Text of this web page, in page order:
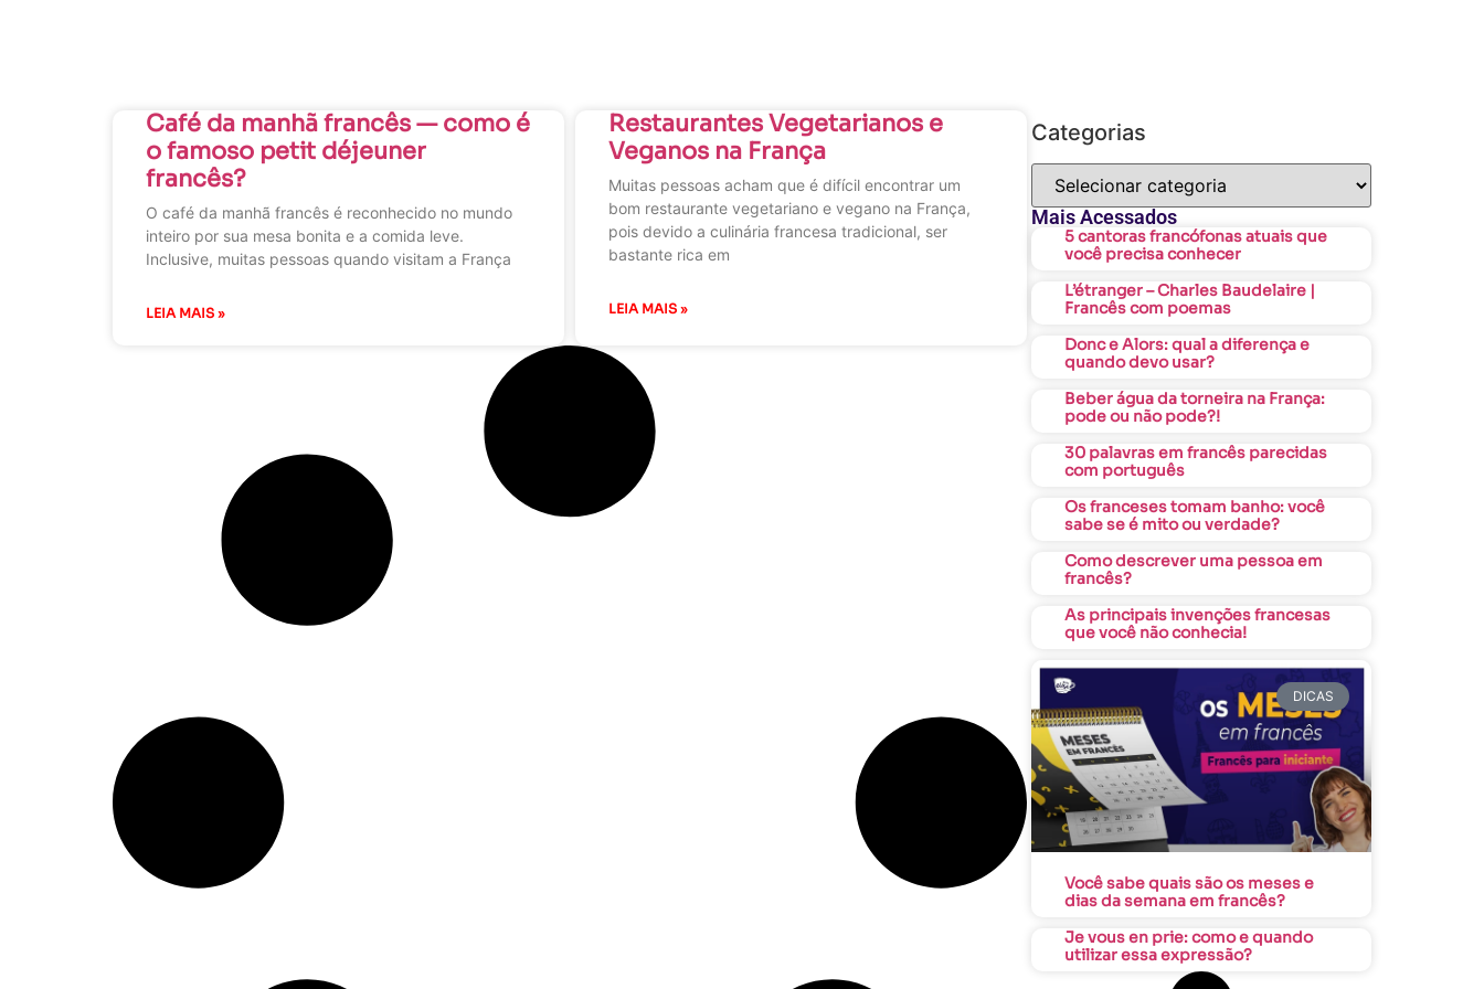
Café da manhã francês — como é
o famoso petit déjeuner
francês?
O café da manhã francês é reconhecido no mundo
inteiro por sua mesa bonita e a comida leve.
Inclusive, muitas pessoas quando visitam a França
LEIA MAIS »
Restaurantes Vegetarianos e
Veganos na França
Muitas pessoas acham que é difícil encontrar um
bom restaurante vegetariano e vegano na França,
pois devido a culinária francesa tradicional, ser
bastante rica em
LEIA MAIS »
Categorias
Mais Acessados
5 cantoras francófonas atuais que
você precisa conhecer
L’étranger – Charles Baudelaire |
Francês com poemas
Donc e Alors: qual a diferença e
quando devo usar?
Beber água da torneira na França:
pode ou não pode?!
30 palavras em francês parecidas
com português
Os franceses tomam banho: você
sabe se é mito ou verdade?
Como descrever uma pessoa em
francês?
As principais invenções francesas
que você não conhecia!
DICAS
Você sabe quais são os meses e
dias da semana em francês?
Je vous en prie: como e quando
utilizar essa expressão?